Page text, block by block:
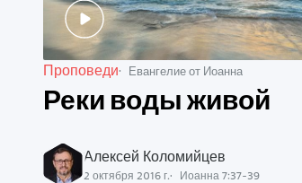
Проповеди Евангелие от Иоанна
Реки воды живой
Алексей Коломийцев
2 октября 2016 г. Иоанна 7:37-39